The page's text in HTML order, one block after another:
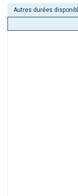
Autres durées